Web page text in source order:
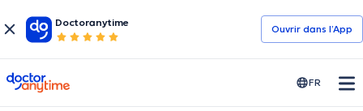
Doctoranytime
Ouvrir dans l’App
doctoranytime FR